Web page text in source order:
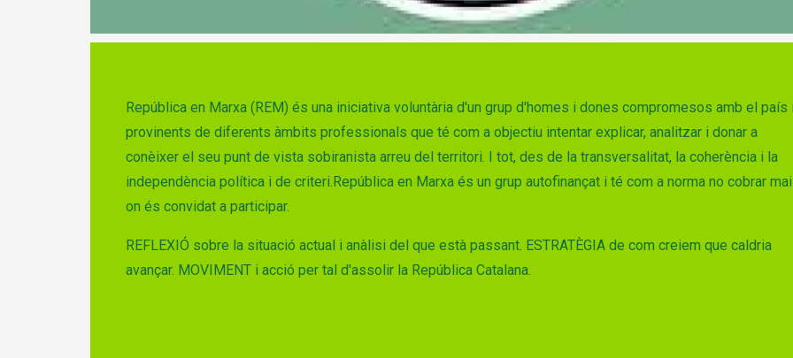
Diapositiva 1 de 1
República en Marxa (REM) és una iniciativa voluntària d'un grup d'homes i dones compromesos amb el país
provinents de diferents àmbits professionals que té com a objectiu intentar explicar, analitzar i donar a
conèixer el seu punt de vista sobiranista arreu del territori. I tot, des de la transversalitat, la coherència i la
independència política i de criteri.República en Marxa és un grup autofinançat i té com a norma no cobrar mai
on és convidat a participar.
REFLEXIÓ sobre la situació actual i anàlisi del que està passant. ESTRATÈGIA de com creiem que caldria
avançar. MOVIMENT i acció per tal d'assolir la República Catalana.